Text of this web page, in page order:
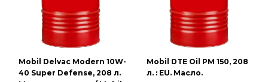
Mobil Delvac Modern 10W-
40 Super Defense, 208 л.
Mobil DTE Oil PM 150, 208
л. : EU. Масло.